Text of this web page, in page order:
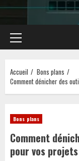
Menu
principal
Accueil
Bons plans
Comment dénicher des
Bons plans
Comment
pour vos